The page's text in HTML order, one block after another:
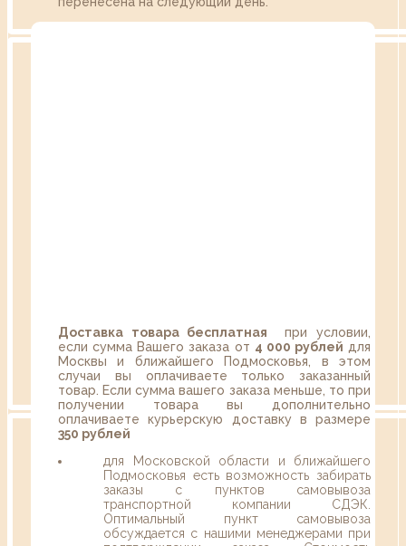
Доставка товара бесплатная при условии,
если сумма Вашего заказа от 4 000 рублей для
Москвы и ближайшего Подмосковья, в этом
случаи вы оплачиваете только заказанный
товар. Если сумма вашего заказа меньше, то при
получении товара вы дополнительно
оплачиваете курьерскую доставку в размере
350 рублей
для Московской области и ближайшего
Подмосковья есть возможность забирать
заказы с пунктов самовывоза
транспортной компании СДЭК.
Оптимальный пункт самовывоза
обсуждается с нашими менеджерами при